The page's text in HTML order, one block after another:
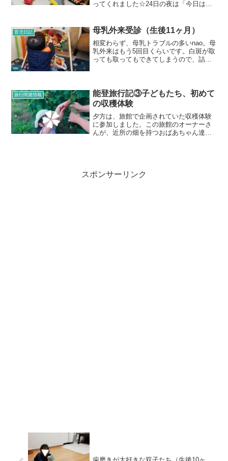
ってくれました☆24日の夜は「今日はな
ブで、今日の夜にサンタさんがプレゼン
トを持ってきてく...
育児日記 母乳外来受診（生後11ヶ月）
相変わらず、母乳トラブルの多いnao。母
乳外来はもう5回目くらいです。白斑が取
っても取ってもできてしまうので、詰ま
も一緒です！つむじ2...
旅行関連情報
能登旅行記③子どもたち、初めて
の収穫体験
夕方は、旅館で企画されていた収穫体験
に参加しました。この旅館のオーナーさ
んが、近所の畑を持つおばあちゃん達と
スポンサーリンク